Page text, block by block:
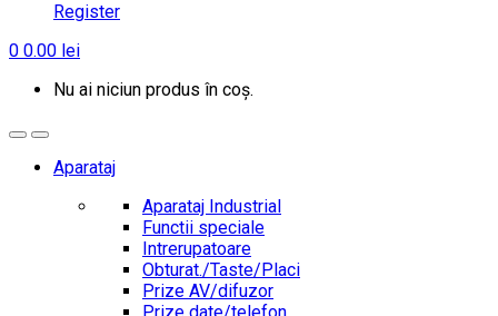
Register
0 0.00 lei
Nu ai niciun produs în coș.
Aparataj
Aparataj Industrial
Functii speciale
Intrerupatoare
Obturat./Taste/Placi
Prize AV/difuzor